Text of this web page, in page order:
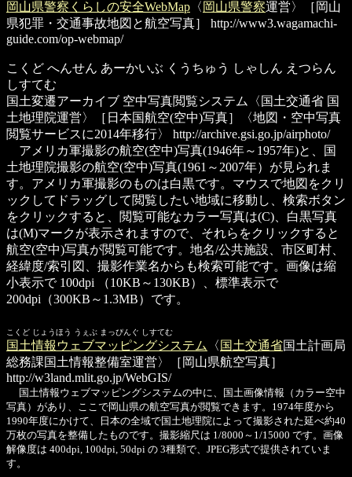
岡山県警察くらしの安全WebMap 〈 岡山県警察運営〉［岡山
県犯罪・交通事故地図と航空写真］
http://www3.wagamachi-
guide.com/op-webmap/
こくど へんせん あーかいぶ くうちゅう しゃしん えつらん
しすてむ
国土変遷アーカイブ 空中写真閲覧システム
〈国土交通省 国
土地理院運営〉［日本国航空(空中)写真］〈地図・空中写真
閲覧サービスに2014年移行〉
http://archive.gsi.go.jp/airphoto/
アメリカ軍撮影の航空(空中)写真(1946年～1957年)と、国
土地理院撮影の航空(空中)写真(1961～2007年）が見られま
す。アメリカ軍撮影のものは白黒です。マウスで地図をクリ
ックしてドラッグして閲覧したい地域に移動し、検索ボタン
をクリックすると、閲覧可能なカラー写真は(C)、白黒写真
は(M)マークが表示されますので、それらをクリックすると
航空(空中)写真が閲覧可能です。地名/公共施設、市区町村、
経緯度/索引図、撮影作業名からも検索可能です。画像は縮
小表示で 100dpi （10KB～130KB）、標準表示で
200dpi（300KB～1.3MB）です。
こくど じょうほう うぇぶ まっぴんぐ しすてむ
国土情報ウェブマッピングシステム 〈 国土交通省国土計画局
総務課国土情報整備室運営〉［岡山県航空写真］
http://w3land.mlit.go.jp/WebGIS/
国土情報ウェブマッピングシステムの中に、国土画像情報（カラー空中
写真）があり、ここで岡山県の航空写真が閲覧できます。1974年度から
1990年度にかけて、日本の全域で国土地理院によって撮影された延べ約40
万枚の写真を整備したものです。撮影縮尺は 1/8000～1/15000 です。画像
解像度は 400dpi, 100dpi, 50dpi の 3種類で、JPEG形式で提供されていま
す。